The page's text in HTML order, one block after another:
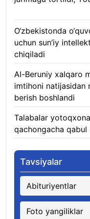
O‘zbekistonda
uchun sun’iy
chiqiladi
Al-Beruniy xalqaro
imtihoni natijasidan
berish boshlandi
Talabalar
qachongacha qabul
Tavsiyalar
Abituriyentlar
Foto yangiliklar